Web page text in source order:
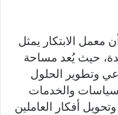
معمل الابتكار يمثل
حيث يُعد مساحة
وتطوير الحلول
والخدمات
أفكار العاملين